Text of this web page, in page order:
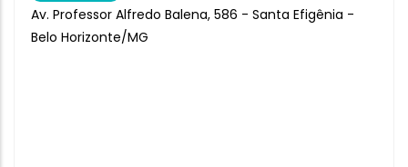
Av. Professor Alfredo Balena, 586 - Santa Efigênia -
Belo Horizonte/MG